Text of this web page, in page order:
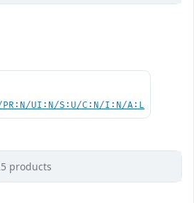
PR:N/UI:N/S:U/C:N/I:N/A:L
products